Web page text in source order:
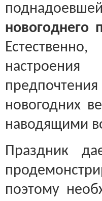
новогоднего
новогодних
наводящими
Праздник
поэтому